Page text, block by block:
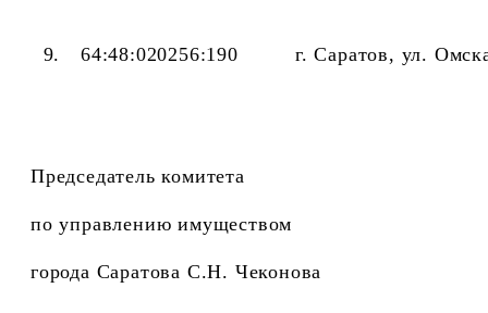
9. 64:48:020256:190 г. Саратов, ул.
Председатель комитета
по управлению имуществом
города Саратова С.Н. Чеконова